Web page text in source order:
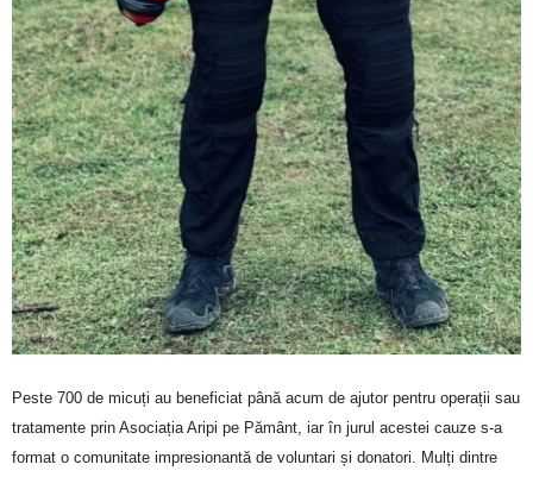
Peste 700 de micuți au beneficiat până acum de ajutor pentru operații sau
tratamente prin Asociația Aripi pe Pământ, iar în jurul acestei cauze s-a
format o comunitate impresionantă de voluntari și donatori. Mulți dintre